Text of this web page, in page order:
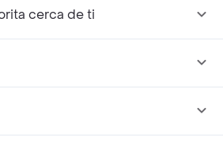
cerca de ti